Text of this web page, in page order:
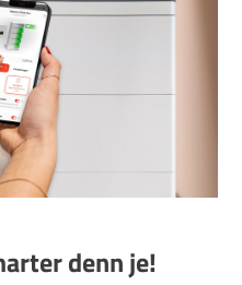
denn je!